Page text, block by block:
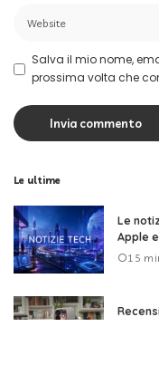
Salva il mio nome,
prossima volta che
Le ultime
Le
Apple
15